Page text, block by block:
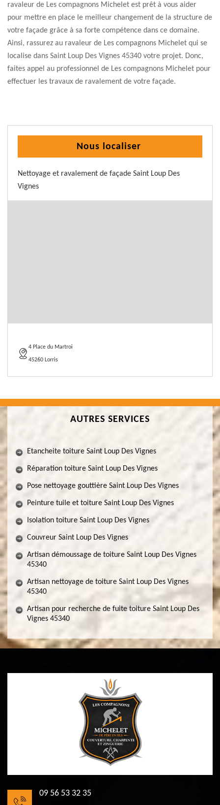
ravaleur de Les compagnons Michelet est prêt à vous aider
pour mettre en place le meilleur changement de la structure de
votre façade grâce à sa forte compétence dans ce domaine.
Ainsi, rassurez au ravaleur de Les compagnons Michelet qui se
localise dans Saint Loup Des Vignes 45340 votre projet. Donc,
faites appel au professionnel de Les compagnons Michelet pour
effectuer les travaux de ravalement de votre façade.
Nous localiser
Nettoyage et ravalement de façade Saint Loup Des
Vignes
4 Place du Martroi
45260 Lorris
AUTRES SERVICES
Etancheite toiture Saint Loup Des Vignes
Réparation toiture Saint Loup Des Vignes
Pose nettoyage gouttière Saint Loup Des Vignes
Peinture tuile et toiture Saint Loup Des Vignes
Isolation toiture Saint Loup Des Vignes
Couvreur Saint Loup Des Vignes
Artisan démoussage de toiture Saint Loup Des Vignes
45340
Artisan nettoyage de toiture Saint Loup Des Vignes
45340
Artisan pour recherche de fuite toiture Saint Loup Des
Vignes 45340
09 56 53 32 35